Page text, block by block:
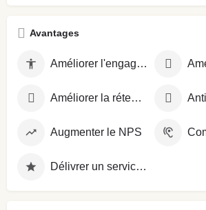
Avantages
Améliorer l'engagement collaborateur
Améliorer la rétention client
Augmenter le NPS
Délivrer un service premium